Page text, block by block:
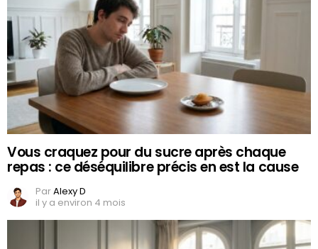
Vous craquez pour du sucre après chaque
repas : ce déséquilibre précis en est la cause
ParAlexy D
il y a environ 4 mois